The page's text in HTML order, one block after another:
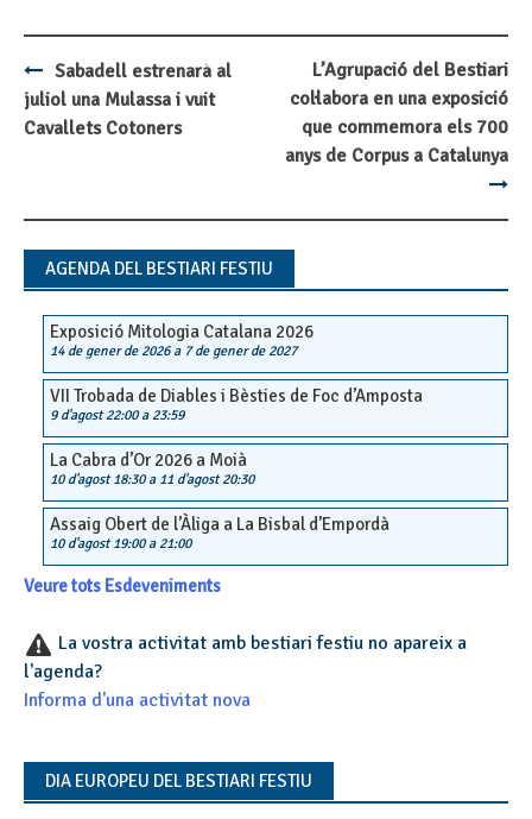
Post
navigation
Sabadell estrenarà al
juliol una Mulassa i vuit
Cavallets Cotoners
L’Agrupació del Bestiari
col·labora en una exposició
que commemora els 700
anys de Corpus a Catalunya
AGENDA DEL BESTIARI FESTIU
Exposició Mitologia Catalana 2026
14 de gener de 2026a 7 de gener de 2027
VII Trobada de Diables i Bèsties de Foc d’Amposta
9 d'agost 22:00a 23:59
La Cabra d’Or 2026 a Moià
10 d'agost 18:30a 11 d'agost 20:30
Assaig Obert de l’Àliga a La Bisbal d’Empordà
10 d'agost 19:00a 21:00
Veure tots Esdeveniments
La vostra activitat amb bestiari festiu no apareix a
l'agenda?
Informa d'una activitat nova
DIA EUROPEU DEL BESTIARI FESTIU